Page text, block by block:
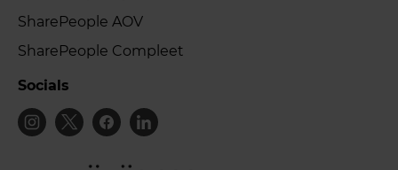
SharePeople AOV
SharePeople Compleet
Socials